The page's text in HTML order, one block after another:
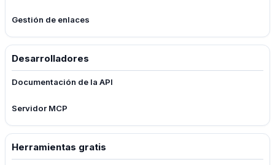
Gestión de enlaces
Desarrolladores
Documentación de la API
Servidor MCP
Herramientas gratis